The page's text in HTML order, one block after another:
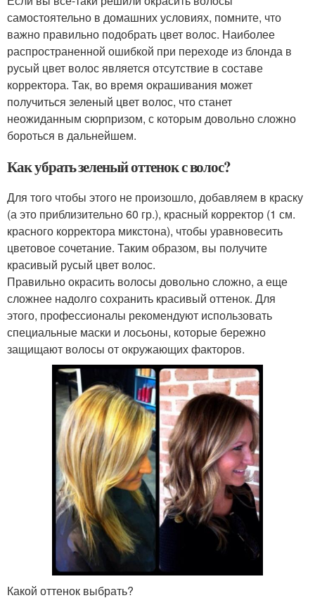
самостоятельно в домашних условиях, помните, что
важно правильно подобрать цвет волос. Наиболее
распространенной ошибкой при переходе из блонда в
русый цвет волос является отсутствие в составе
корректора. Так, во время окрашивания может
получиться зеленый цвет волос, что станет
неожиданным сюрпризом, с которым довольно сложно
бороться в дальнейшем.
Как убрать зеленый оттенок с волос?
Для того чтобы этого не произошло, добавляем в краску
(а это приблизительно 60 гр.), красный корректор (1 см.
красного корректора микстона), чтобы уравновесить
цветовое сочетание. Таким образом, вы получите
красивый русый цвет волос.
Правильно окрасить волосы довольно сложно, а еще
сложнее надолго сохранить красивый оттенок. Для
этого, профессионалы рекомендуют использовать
специальные маски и лосьоны, которые бережно
защищают волосы от окружающих факторов.
Какой оттенок выбрать?